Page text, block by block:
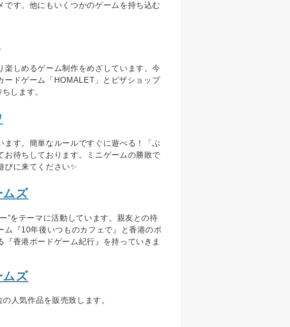
です。他にもいくつかのゲームを持ち込む
楽しめるゲーム制作をめざしています。今
ードゲーム「HOMALET」とピザショップ
します。
ます。簡単なルールですぐに遊べる！「ぶ
お待ちしております。ミニゲームの勝敗で
びに来てください✨
ムズ
”をテーマに活動しています。親友との待
ム『10年後いつものカフェで』と香港のボ
『香港ボードゲーム紀行』を持っていきま
ムズ
人気作品を販売致します。